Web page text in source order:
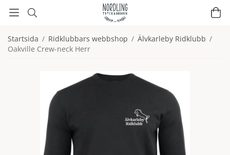
Startsida / Ridklubbars webbshop / Älvkarleby Ridklubb /
Oakville Crew-neck Herr